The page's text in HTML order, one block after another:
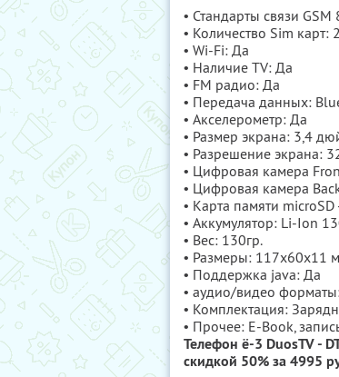
• Стандарты связи
• Количество Sim карт:
• Wi-Fi: Да
• Наличие TV: Да
• FM радио: Да
• Передача данных:
• Акселерометр: Да
• Размер экрана: 3,4
• Разрешение экрана:
• Цифровая камера
• Цифровая камера
• Карта памяти microSD
• Аккумулятор: Li-Ion
• Вес: 130гр.
• Размеры: 117х60х11
• Поддержка java: Да
• аудио/видео
• Комплектация:
• Прочее: Е-Book,
Телефон ё-3 DuosTV -
скидкой 50% за 4995